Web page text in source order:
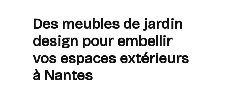
Des meubles de jardin
design pour embellir
vos espaces extérieurs
à Nantes